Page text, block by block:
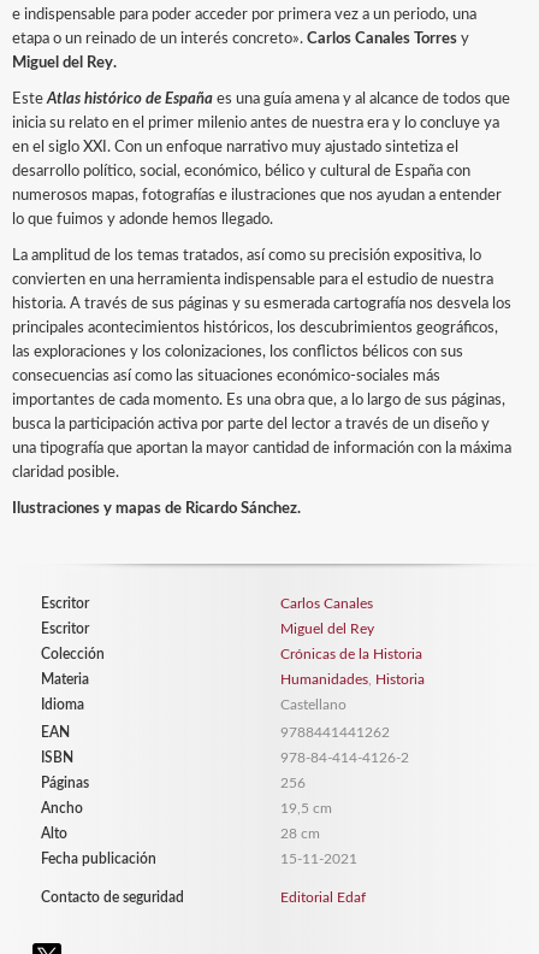
e indispensable para poder acceder por primera vez a un periodo, una
etapa o un reinado de un interés concreto». Carlos Canales Torres y
Miguel del Rey.
EsteAtlas histórico de España es una guía amena y al alcance de todos que
inicia su relato en el primer milenio antes de nuestra era y lo concluye ya
en el siglo XXI. Con un enfoque narrativo muy ajustado sintetiza el
desarrollo político, social, económico, bélico y cultural de España con
numerosos mapas, fotografías e ilustraciones que nos ayudan a entender
lo que fuimos y adonde hemos llegado.
La amplitud de los temas tratados, así como su precisión expositiva, lo
convierten en una herramienta indispensable para el estudio de nuestra
historia. A través de sus páginas y su esmerada cartografía nos desvela los
principales acontecimientos históricos, los descubrimientos geográficos,
las exploraciones y los colonizaciones, los conflictos bélicos con sus
consecuencias así como las situaciones económico-sociales más
importantes de cada momento. Es una obra que, a lo largo de sus páginas,
busca la participación activa por parte del lector a través de un diseño y
una tipografía que aportan la mayor cantidad de información con la máxima
claridad posible.
Ilustraciones y mapas de Ricardo Sánchez.
Escritor
Carlos Canales
Escritor
Miguel del Rey
Colección
Crónicas de la Historia
Materia
Humanidades, Historia
Idioma
Castellano
EAN
9788441441262
ISBN
978-84-414-4126-2
Páginas
256
Ancho
19,5 cm
Alto
28 cm
Fecha publicación
15-11-2021
Contacto de seguridad Editorial Edaf